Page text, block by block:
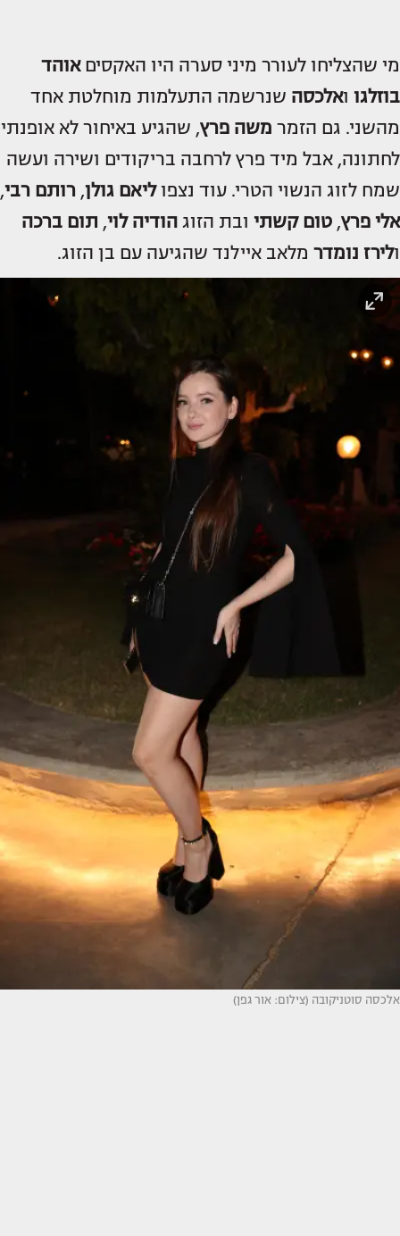
מי שהצליחו לעורר מיני סערה היו האקסיםאוהד
בוזלגו ואלכסה שנרשמה התעלמות מוחלטת אחד
מהשני. גם הזמר משה פרץ, שהגיע באיחור לא אופנתי
לחתונה, אבל מיד פרץ לרחבה בריקודים ושירה ועשה
שמח לזוג הנשוי הטרי. עוד נצפוליאם גולן, רותם רבי,
אלי פרץ, טום קשתי ובת הזוג הודיה לוי, תום ברכה
ולירז נומדר מלאב איילנד שהגיעה עם בן הזוג.
אלכסה סוטניקובה (צילום: אור גפן)